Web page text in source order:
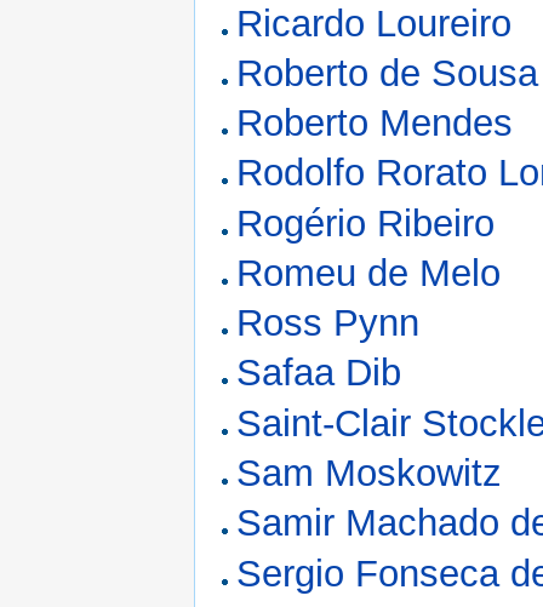
Ricardo Loureiro
Roberto de
Roberto Mendes
Rodolfo Rorato
Rogério Ribeiro
Romeu de Melo
Ross Pynn
Safaa Dib
Saint-Clair
Sam Moskowitz
Samir Machado
Sergio Fonseca